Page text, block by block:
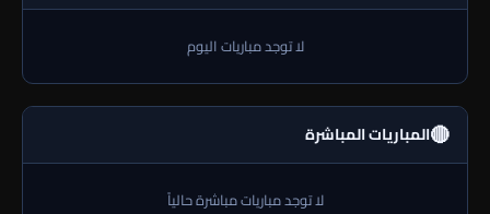
لا توجد مباريات اليوم
🔴المباريات المباشرة
لا توجد مباريات مباشرة حالياً